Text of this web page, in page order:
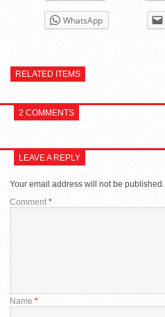
WhatsApp
RELATED ITEMS
2 COMMENTS
LEAVE A REPLY
Your email address will not be published.
Comment*
Name *